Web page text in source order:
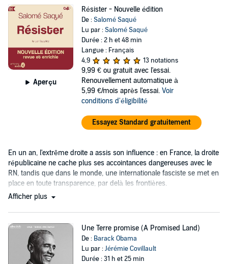
Aperçu
Résister - Nouvelle édition
De :Salomé Saqué
Lu par :Salomé Saqué
Durée : 2 h et 48 min
Langue : Français
4,9
13 notations
9,99 € ou gratuit avec l'essai.
Renouvellement automatique à
5,99 €/mois après l'essai. Voir
conditions d'éligibilité
Essayez Standard gratuitement
En un an, l'extrême droite a assis son influence : en France, la droite
républicaine ne cache plus ses accointances dangereuses avec le
RN, tandis que dans le monde, une internationale fasciste se met en
place en toute transparence, par delà les frontières.
Afficher plus
Une Terre promise (A Promised Land)
De : Barack Obama
Lu par :Jérémie Covillault
Durée : 31 h et 25 min